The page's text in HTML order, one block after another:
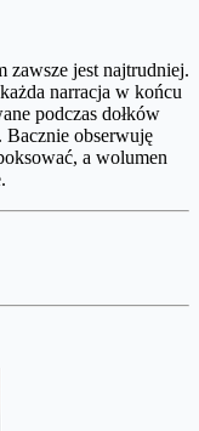
zawsze jest najtrudniej.
narracja w końcu
podczas dołków
obserwuję
a wolumen